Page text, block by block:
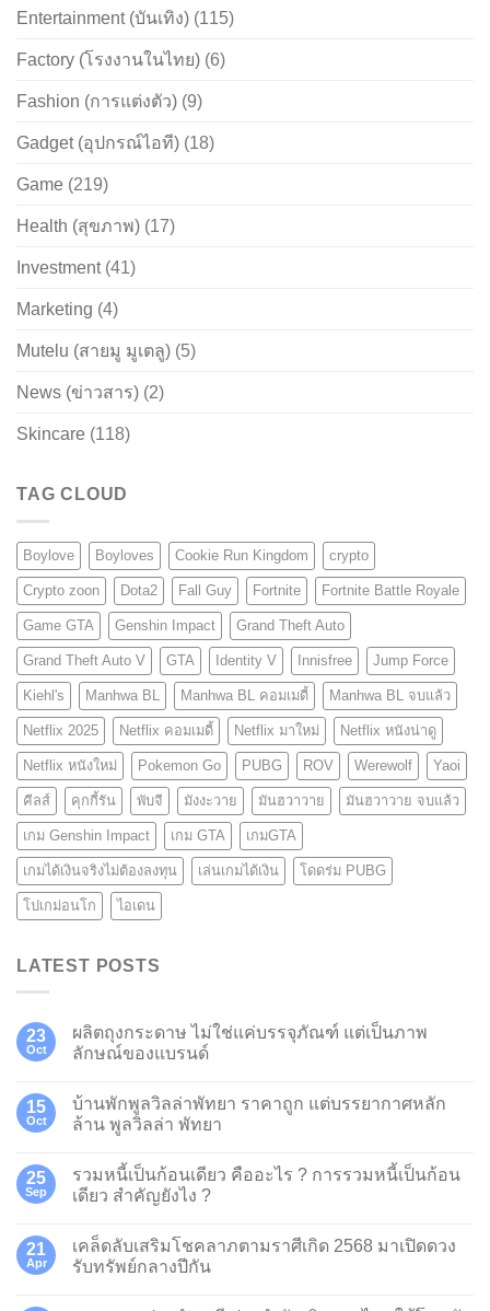
Entertainment (บันเทิง) (115)
Factory (โรงงานในไทย) (6)
Fashion (การแต่งตัว) (9)
Gadget (อุปกรณ์ไอที) (18)
Game (219)
Health (สุขภาพ) (17)
Investment(41)
Marketing (4)
Mutelu (สายมู มูเตลู) (5)
News (ข่าวสาร) (2)
Skincare (118)
TAG CLOUD
Boylove Boyloves Cookie Run Kingdom crypto
Crypto zoon Dota2 Fall Guy Fortnite Fortnite Battle Royale
Game GTA Genshin Impact Grand Theft Auto
Grand Theft Auto V GTA Identity V Innisfree Jump Force
Kiehl's Manhwa BL Manhwa BL คอมเมดี้ Manhwa BL จบแล้ว
Netflix 2025 Netflix คอมเมดี้ Netflix มาใหม่ Netflix หนังน่าดู
Netflix หนังใหม่ Pokemon Go PUBG ROV Werewolf Yaoi
คีลส์ คุกกี้รัน พับจี มังงะวาย มันฮวาวาย มันฮวาวาย จบแล้ว
เกม Genshin Impact เกม GTA เกมGTA
เกมได้เงินจริงไม่ต้องลงทุน เล่นเกมได้เงิน โดดร่ม PUBG
โปเกม่อนโก ไอเดน
LATEST POSTS
23
Oct
ผลิตถุงกระดาษ ไม่ใช่แค่บรรจุภัณฑ์ แต่เป็นภาพ
ลักษณ์ของแบรนด์
15
Oct
บ้านพักพูลวิลล่าพัทยา ราคาถูก แต่บรรยากาศหลัก
ล้าน พูลวิลล่า พัทยา
25
Sep
รวมหนี้เป็นก้อนเดียว คืออะไร ? การรวมหนี้เป็นก้อน
เดียว สำคัญยังไง ?
21
Apr
เคล็ดลับเสริมโชคลาภตามราศีเกิด 2568 มาเปิดดวง
รับทรัพย์กลางปีกัน